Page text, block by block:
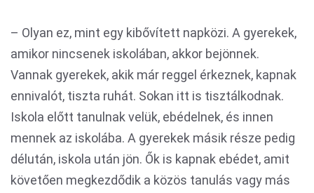
– Olyan ez, mint egy kibővített napközi. A gyerekek,
amikor nincsenek iskolában, akkor bejönnek.
Vannak gyerekek, akik már reggel érkeznek, kapnak
ennivalót, tiszta ruhát. Sokan itt is tisztálkodnak.
Iskola előtt tanulnak velük, ebédelnek, és innen
mennek az iskolába. A gyerekek másik része pedig
délután, iskola után jön. Ők is kapnak ebédet, amit
követően megkezdődik a közös tanulás vagy más